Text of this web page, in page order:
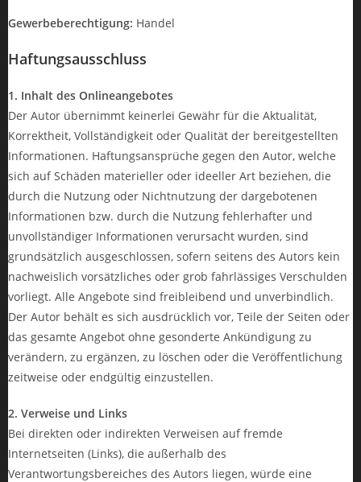
Gewerbeberechtigung: Handel
Haftungsausschluss
1. Inhalt des Onlineangebotes
Der Autor übernimmt keinerlei Gewähr für die Aktualität,
Korrektheit, Vollständigkeit oder Qualität der bereitgestellten
Informationen. Haftungsansprüche gegen den Autor, welche
sich auf Schäden materieller oder ideeller Art beziehen, die
durch die Nutzung oder Nichtnutzung der dargebotenen
Informationen bzw. durch die Nutzung fehlerhafter und
unvollständiger Informationen verursacht wurden, sind
grundsätzlich ausgeschlossen, sofern seitens des Autors kein
nachweislich vorsätzliches oder grob fahrlässiges Verschulden
vorliegt. Alle Angebote sind freibleibend und unverbindlich.
Der Autor behält es sich ausdrücklich vor, Teile der Seiten oder
das gesamte Angebot ohne gesonderte Ankündigung zu
verändern, zu ergänzen, zu löschen oder die Veröffentlichung
zeitweise oder endgültig einzustellen.
2. Verweise und Links
Bei direkten oder indirekten Verweisen auf fremde
Internetseiten (Links), die außerhalb des
Verantwortungsbereiches des Autors liegen, würde eine